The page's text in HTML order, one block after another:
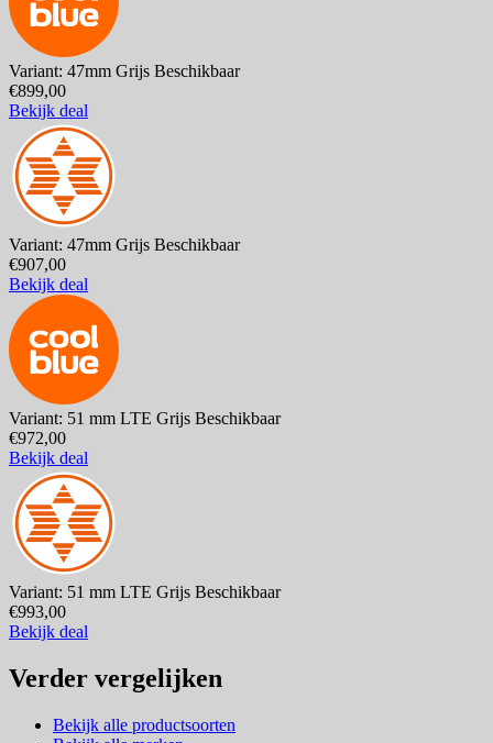
Variant: 47mm Grijs Beschikbaar
€899,00
Bekijk deal
Variant: 47mm Grijs Beschikbaar
€907,00
Bekijk deal
Variant: 51 mm LTE Grijs Beschikbaar
€972,00
Bekijk deal
Variant: 51 mm LTE Grijs Beschikbaar
€993,00
Bekijk deal
Verder vergelijken
Bekijk alle productsoorten